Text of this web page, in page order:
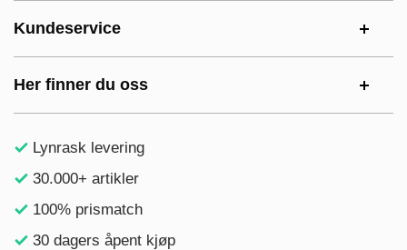
Kundeservice
Her finner du oss
Lynrask levering
30.000+ artikler
100% prismatch
30 dagers åpent kjøp